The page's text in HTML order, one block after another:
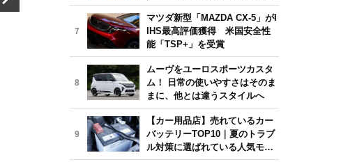
月版】
7
マツダ新型「MAZDA CX-5」がI
IHS最高評価獲得 米国安全性
能「TSP+」を受賞
8
ムーヴをユーロスポーツカスタ
ム！ 日常の使いやすさはそのま
まに、他とは違うスタイルへ
9
【カー用品店】売れているカー
バッテリーTOP10｜夏のトラブ
ル対策に選ばれている人気モデ